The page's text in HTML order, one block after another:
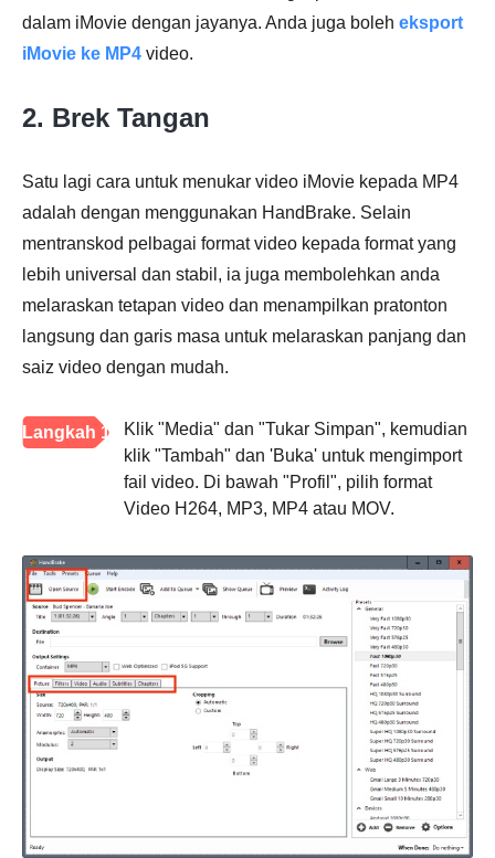
dalam iMovie dengan jayanya. Anda juga boleh eksport
iMovie ke MP4 video.
2. Brek Tangan
Satu lagi cara untuk menukar video iMovie kepada MP4
adalah dengan menggunakan HandBrake. Selain
mentranskod pelbagai format video kepada format yang
lebih universal dan stabil, ia juga membolehkan anda
melaraskan tetapan video dan menampilkan pratonton
langsung dan garis masa untuk melaraskan panjang dan
saiz video dengan mudah.
Langkah 1
Klik "Media" dan "Tukar Simpan", kemudian
klik "Tambah" dan 'Buka' untuk mengimport
fail video. Di bawah "Profil", pilih format
Video H264, MP3, MP4 atau MOV.